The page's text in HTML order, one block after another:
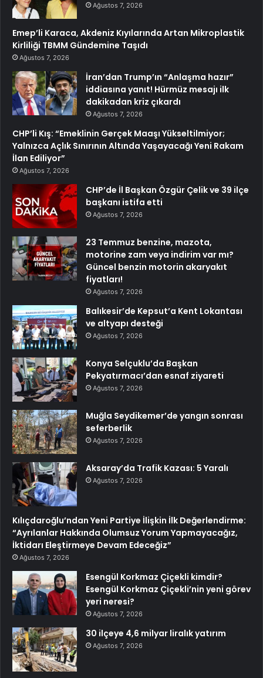
Ağustos 7, 2026
Emep’li Karaca, Akdeniz Kıyılarında Artan Mikroplastik
Kirliliği TBMM Gündemine Taşıdı
Ağustos 7, 2026
İran’dan Trump’ın “Anlaşma hazır”
iddiasına yanıt! Hürmüz mesajı ilk
dakikadan kriz çıkardı
Ağustos 7, 2026
CHP’li Kış: “Emeklinin Gerçek Maaşı Yükseltilmiyor;
Yalnızca Açlık Sınırının Altında Yaşayacağı Yeni Rakam
İlan Ediliyor”
Ağustos 7, 2026
CHP’de İl Başkan Özgür Çelik ve 39 ilçe
başkanı istifa etti
Ağustos 7, 2026
23 Temmuz benzine, mazota,
motorine zam veya indirim var mı?
Güncel benzin motorin akaryakıt
fiyatları!
Ağustos 7, 2026
Balıkesir’de Kepsut’a Kent Lokantası
ve altyapı desteği
Ağustos 7, 2026
Konya Selçuklu’da Başkan
Pekyatırmacı’dan esnaf ziyareti
Ağustos 7, 2026
Muğla Seydikemer’de yangın sonrası
seferberlik
Ağustos 7, 2026
Aksaray’da Trafik Kazası: 5 Yaralı
Ağustos 7, 2026
Kılıçdaroğlu’ndan Yeni Partiye İlişkin İlk Değerlendirme:
“Ayrılanlar Hakkında Olumsuz Yorum Yapmayacağız,
İktidarı Eleştirmeye Devam Edeceğiz”
Ağustos 7, 2026
Esengül Korkmaz Çiçekli kimdir?
Esengül Korkmaz Çiçekli’nin yeni görev
yeri neresi?
Ağustos 7, 2026
30 ilçeye 4,6 milyar liralık yatırım
Ağustos 7, 2026